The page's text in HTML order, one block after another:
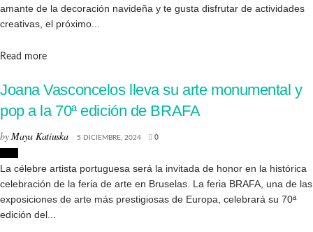
amante de la decoración navideña y te gusta disfrutar de actividades
creativas, el próximo...
Read moreDetails
Joana Vasconcelos lleva su arte monumental y
pop a la 70ª edición de BRAFA
byMaya Katiuska 5 DICIEMBRE, 2024 0
La célebre artista portuguesa será la invitada de honor en la histórica
celebración de la feria de arte en Bruselas. La feria BRAFA, una de las
exposiciones de arte más prestigiosas de Europa, celebrará su 70ª
edición del...